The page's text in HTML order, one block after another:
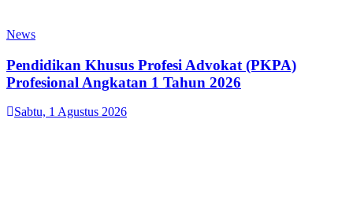
News
Pendidikan Khusus Profesi Advokat (PKPA)
Profesional Angkatan 1 Tahun 2026
Sabtu, 1 Agustus 2026